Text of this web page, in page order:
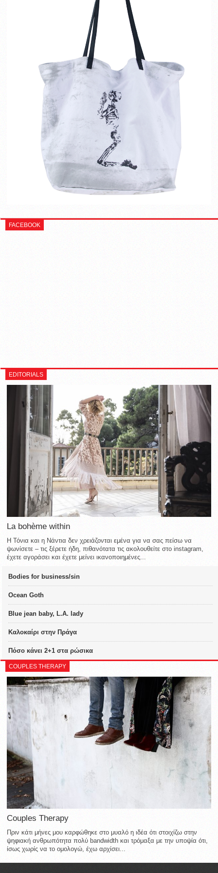
FACEBOOK
EDITORIALS
La bohème within
Η Τόνια και η Νάντια δεν χρειάζονται εμένα για να σας πείσω να
ψωνίσετε – τις ξέρετε ήδη, πιθανότατα τις ακολουθείτε στο instagram,
έχετε αγοράσει και έχετε μείνει ικανοποιημένες...
Bodies for business/sin
Ocean Goth
Blue jean baby, L.A. lady
Καλοκαίρι στην Πράγα
Πόσο κάνει 2+1 στα ρώσικα
COUPLES THERAPY
Couples Therapy
Πριν κάτι μήνες μου καρφώθηκε στο μυαλό η ιδέα ότι στοιχίζω στην
ψηφιακή ανθρωπότητα πολύ bandwidth και τρόμαξα με την υποψία ότι,
ίσως χωρίς να το ομολογώ, έχω αρχίσει...